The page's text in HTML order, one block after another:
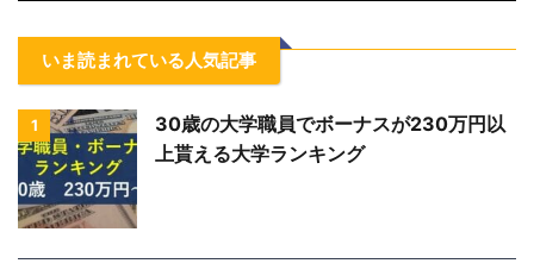
いま読まれている人気記事
1
30歳の大学職員でボーナスが230万円以
上貰える大学ランキング